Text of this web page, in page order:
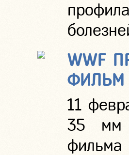
WWF
ФИЛЬМ
11
35 мм